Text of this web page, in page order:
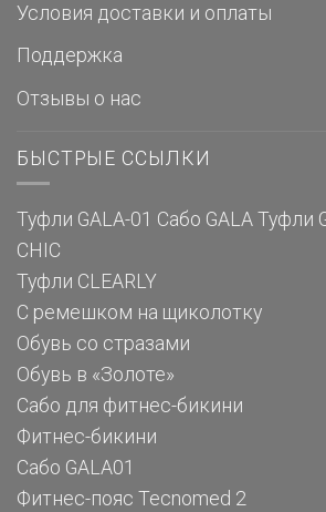
Условия доставки и оплаты
Поддержка
Отзывы о нас
БЫСТРЫЕ ССЫЛКИ
Туфли GALA-01 Сабо GALA Туфли
CHIC
Туфли CLEARLY
С ремешком на щиколотку
Обувь со стразами
Обувь в «Золоте»
Сабо для фитнес-бикини
Фитнес-бикини
Сабо GALA01
Фитнес-пояс Tecnomed 2